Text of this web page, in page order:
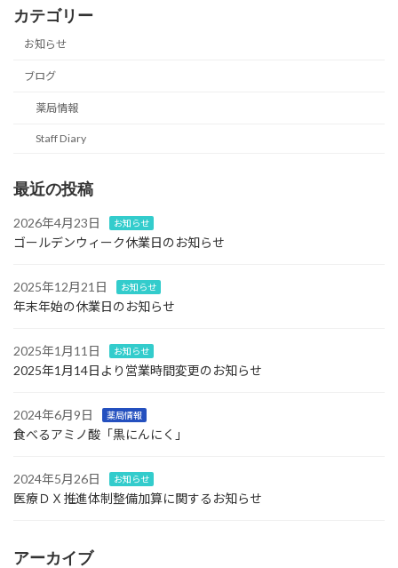
カテゴリー
お知らせ
ブログ
薬局情報
Staff Diary
最近の投稿
2026年4月23日 お知らせ
ゴールデンウィーク休業日のお知らせ
2025年12月21日 お知らせ
年末年始の休業日のお知らせ
2025年1月11日 お知らせ
2025年1月14日より営業時間変更のお知らせ
2024年6月9日 薬局情報
食べるアミノ酸「黒にんにく」
2024年5月26日 お知らせ
医療ＤＸ推進体制整備加算に関するお知らせ
アーカイブ